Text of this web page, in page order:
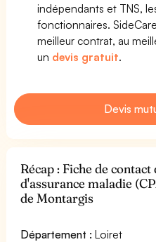
indépendants et TNS,
fonctionnaires.
meilleur contrat, au
un devis gratuit.
Devis
Récap : Fiche de
d'assurance maladie
de Montargis
Département : Loiret